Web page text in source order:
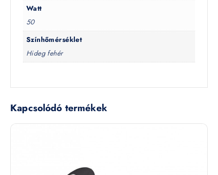
Watt
50
Színhőmérséklet
Hideg fehér
Kapcsolódó termékek